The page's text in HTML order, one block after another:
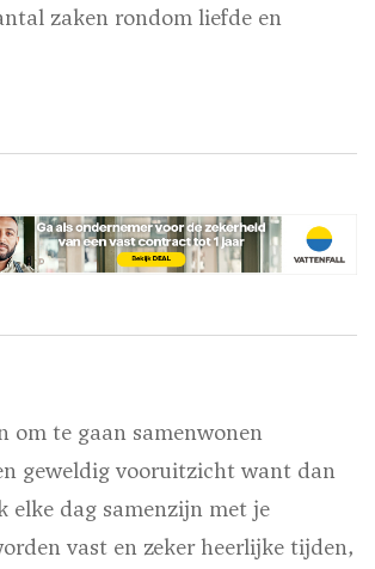
zaken rondom liefde en
om te gaan samenwonen
geweldig vooruitzicht want dan
elke dag samenzijn met je
vast en zeker heerlijke tijden,